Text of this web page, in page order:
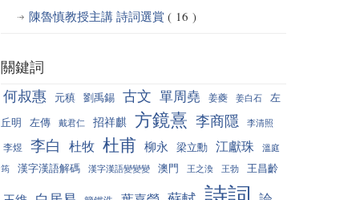
陳魯慎教授主講 詩詞選賞 ( 16 )
關鍵詞
何叔惠 元稹 劉禹錫 古文 單周堯 姜夔 姜白石
左
丘明
左傳 戴君仁 招祥麒 方鏡熹 李商隱 李清照
李煜 李白 杜牧 杜甫 柳永 梁立勳 江獻珠
溫庭
筠
漢字漢語解碼 漢字漢語變變變 澳門 王之渙 王勃 王昌齡